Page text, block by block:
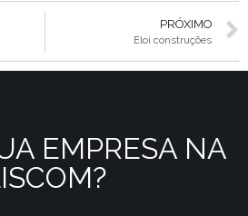
PRÓXIMO
Eloi construções
EMPRESA NA